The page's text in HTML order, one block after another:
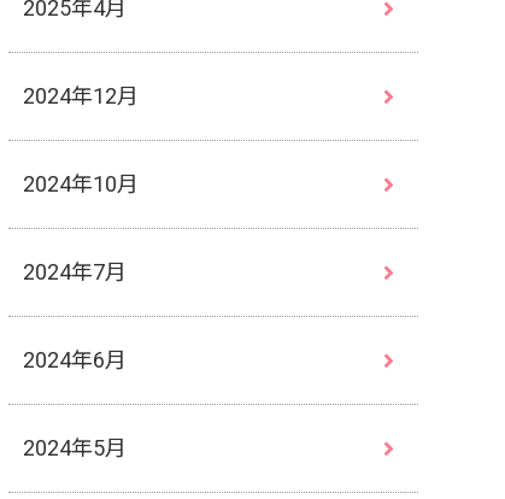
2025年4月
2024年12月
2024年10月
2024年7月
2024年6月
2024年5月